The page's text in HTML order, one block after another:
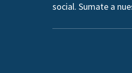
social. Sumate a